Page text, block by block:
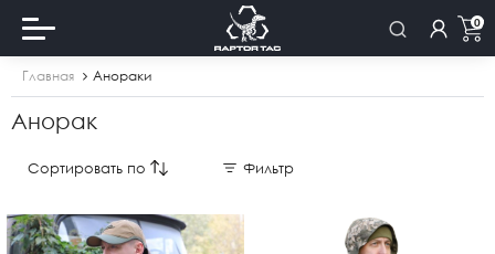
0
Главная Анораки
Анорак
Сортировать по Фильтр